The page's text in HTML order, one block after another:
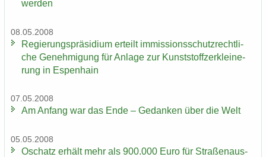
wer­den
08.05.2008
Re­gie­rungs­prä­si­di­um er­teilt im­mis­si­ons­schutz­recht­li­
che Ge­neh­mi­gung für An­la­ge zur Kunst­stoff­zer­klei­ne­
rung in Es­pen­hain
07.05.2008
Am An­fang war das Ende – Ge­dan­ken über die Welt
05.05.2008
Oschatz er­hält mehr als 900.000 Euro für Stra­ßen­aus­